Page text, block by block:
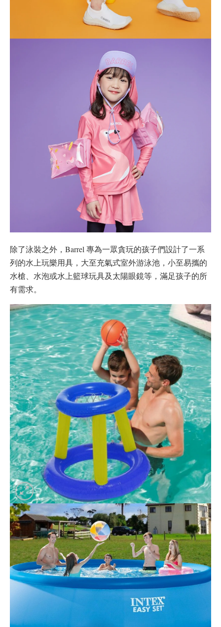
除了泳裝之外，Barrel 專為一眾貪玩的孩子們設計了一系
列的水上玩樂用具，大至充氣式室外游泳池，小至易攜的
水槍、水泡或水上籃球玩具及太陽眼鏡等，滿足孩子的所
有需求。